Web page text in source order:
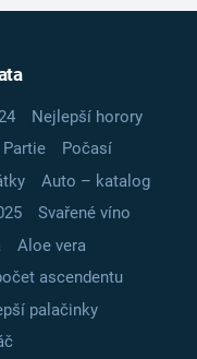
Nejlepší horory
Partie
Počasí
Auto – katalog
Svařené víno
Aloe vera
ascendentu
palačinky